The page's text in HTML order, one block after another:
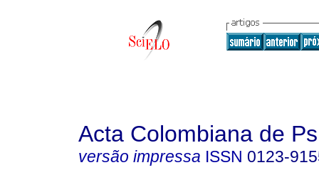
Acta Colombiana de
versão impressa ISSN 0123-